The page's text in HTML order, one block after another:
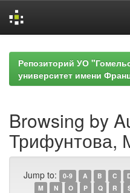
navigationРепозиторий УО
университет имени
Browsing by
Трифунтова,
Jump to: 0-9 A B C
M
N O P Q R